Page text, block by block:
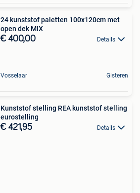
24 kunststof paletten 100x120cm met
open dek MIX
€ 400,00 Details
Vosselaar Gisteren
Kunststof stelling REA kunststof stelling
eurostelling
€ 421,95 Details